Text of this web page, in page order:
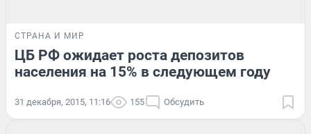
СТРАНА И МИР
ЦБ РФ ожидает роста депозитов
населения на 15% в следующем году
31 декабря, 2015, 11:16 155 Обсудить